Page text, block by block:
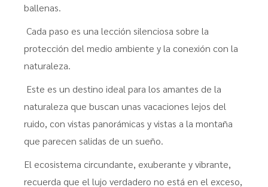
ballenas.
Cada paso es una lección silenciosa sobre la
protección del medio ambiente y la conexión con la
naturaleza.
Este es un destino ideal para los amantes de la
naturaleza que buscan unas vacaciones lejos del
ruido, con vistas panorámicas y vistas a la montaña
que parecen salidas de un sueño.
El ecosistema circundante, exuberante y vibrante,
recuerda que el lujo verdadero no está en el exceso,